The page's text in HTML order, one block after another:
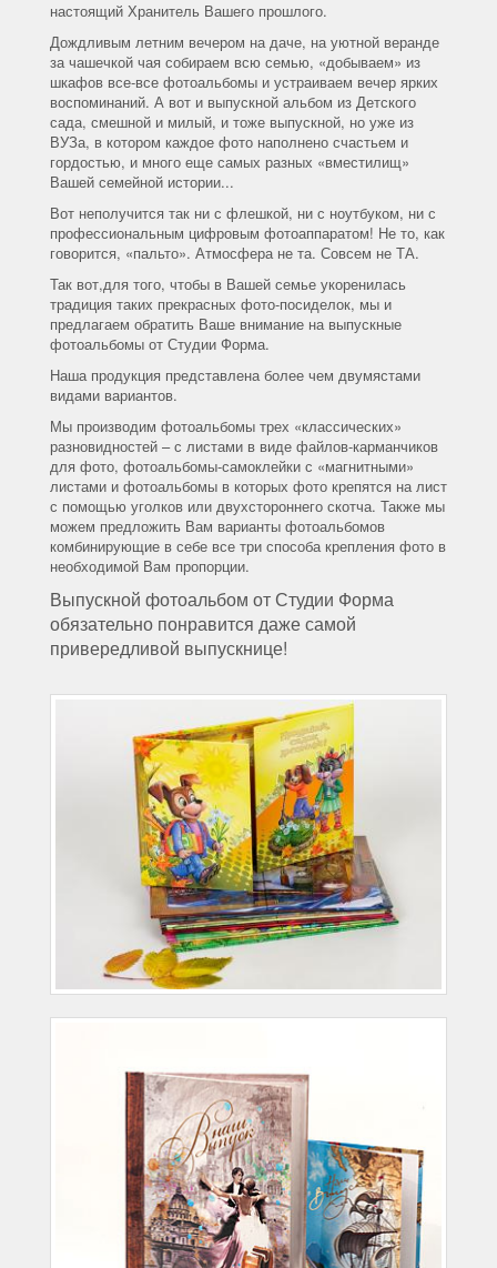
настоящий Хранитель Вашего прошлого.
Дождливым летним вечером на даче, на уютной веранде
за чашечкой чая собираем всю семью, «добываем» из
шкафов все-все фотоальбомы и устраиваем вечер ярких
воспоминаний. А вот и выпускной альбом из Детского
сада, смешной и милый, и тоже выпускной, но уже из
ВУЗа, в котором каждое фото наполнено счастьем и
гордостью, и много еще самых разных «вместилищ»
Вашей семейной истории...
Вот неполучится так ни с флешкой, ни с ноутбуком, ни с
профессиональным цифровым фотоаппаратом! Не то, как
говорится, «пальто». Атмосфера не та. Совсем не ТА.
Так вот,для того, чтобы в Вашей семье укоренилась
традиция таких прекрасных фото-посиделок, мы и
предлагаем обратить Ваше внимание на выпускные
фотоальбомы от Студии Форма.
Наша продукция представлена более чем двумястами
видами вариантов.
Мы производим фотоальбомы трех «классических»
разновидностей – с листами в виде файлов-карманчиков
для фото, фотоальбомы-самоклейки с «магнитными»
листами и фотоальбомы в которых фото крепятся на лист
с помощью уголков или двухстороннего скотча. Также мы
можем предложить Вам варианты фотоальбомов
комбинирующие в себе все три способа крепления фото в
необходимой Вам пропорции.
Выпускной фотоальбом от Студии Форма
обязательно понравится даже самой
привередливой выпускнице!